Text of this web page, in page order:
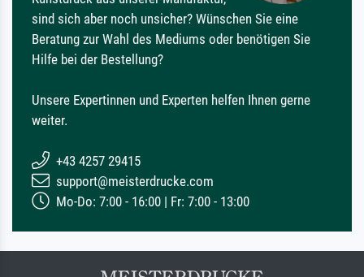
sind sich aber noch unsicher? Wünschen Sie eine
Beratung zur Wahl des Mediums oder benötigen Sie
Hilfe bei der Bestellung?
Unsere Expertinnen und Experten helfen Ihnen gerne
weiter.
+43 4257 29415
support@meisterdrucke.com
Mo-Do: 7:00 - 16:00 | Fr: 7:00 - 13:00